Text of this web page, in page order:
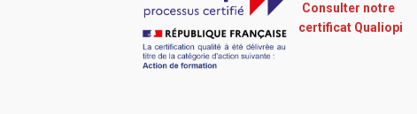
Consulter notre
certificat Qualiopi